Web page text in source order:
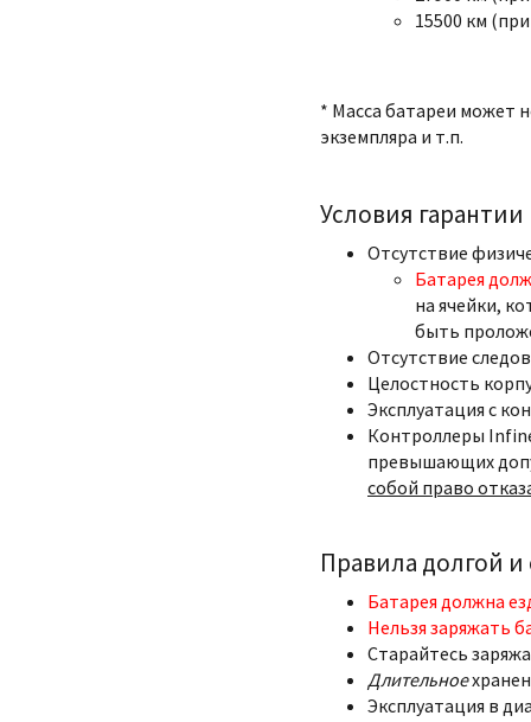
15500 км
* Масса батареи может
экземпляра и т.п.
Условия гарантии
Отсутствие
Батарея
на ячейки,
быть
Отсутствие
Целостность
Эксплуатация с
Контроллеры
превышающих
собой право
Правила долгой
Батарея должна
Нельзя заряжать
Старайтесь
Длительное
Эксплуатация в